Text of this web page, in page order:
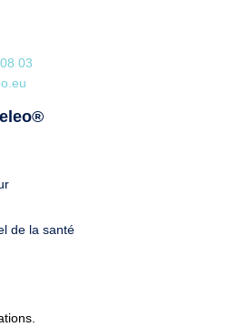
03
de la santé